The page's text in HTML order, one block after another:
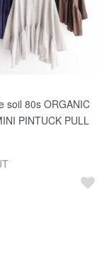
soil 80s ORGANIC
PINTUCK PULL